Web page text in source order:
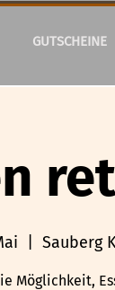
GUTSCHEINE
Sauberg
Möglichkeit,